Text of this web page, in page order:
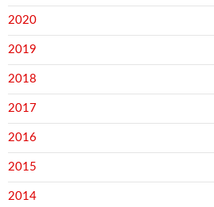
2020
2019
2018
2017
2016
2015
2014